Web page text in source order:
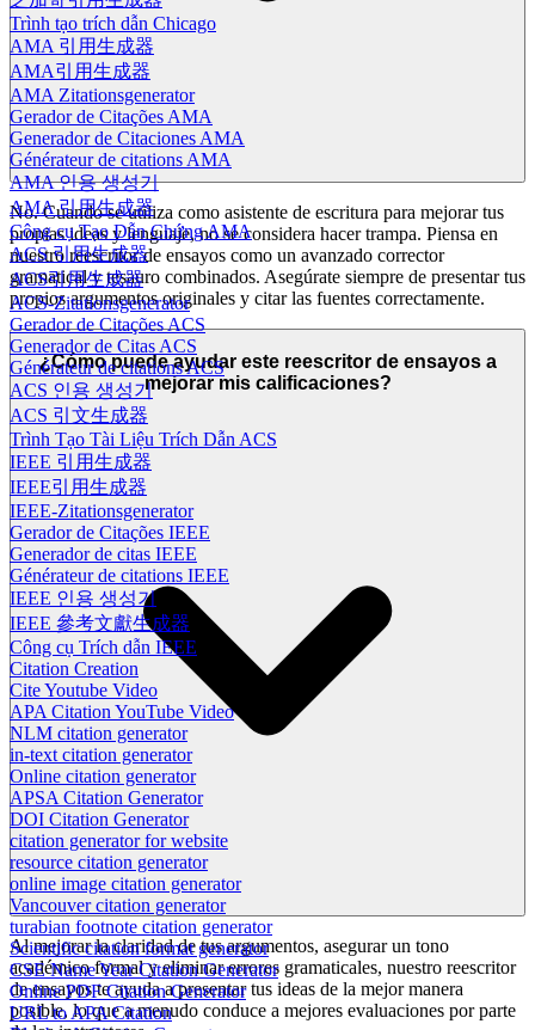
Trình tạo trích dẫn Chicago
AMA 引用生成器
AMA引用生成器
AMA Zitationsgenerator
Gerador de Citações AMA
Generador de Citaciones AMA
Générateur de citations AMA
AMA 인용 생성기
AMA 引用生成器
Công cụ Tạo Dẫn Chứng AMA
ACS 引用生成器
ACS引用生成器
ACS-Zitationsgenerator
Gerador de Citações ACS
Generador de Citas ACS
Générateur de citations ACS
ACS 인용 생성기
ACS 引文生成器
Trình Tạo Tài Liệu Trích Dẫn ACS
IEEE 引用生成器
IEEE引用生成器
IEEE-Zitationsgenerator
Gerador de Citações IEEE
Generador de citas IEEE
Générateur de citations IEEE
IEEE 인용 생성기
IEEE 參考文獻生成器
Công cụ Trích dẫn IEEE
Citation Creation
Cite Youtube Video
APA Citation YouTube Video
NLM citation generator
in-text citation generator
Online citation generator
APSA Citation Generator
DOI Citation Generator
citation generator for website
resource citation generator
online image citation generator
Vancouver citation generator
turabian footnote citation generator
Scientific citation format generator
CSE Name Year Citation Generator
Online PDF Citation Generator
URL to APA Citation
No. Cuando se utiliza como asistente de escritura para mejorar tus
propias ideas y lenguaje, no se considera hacer trampa. Piensa en
nuestro reescritor de ensayos como un avanzado corrector
gramatical y tesauro combinados. Asegúrate siempre de presentar tus
propios argumentos originales y citar las fuentes correctamente.
¿Cómo puede ayudar este reescritor de ensayos a
mejorar mis calificaciones?
Al mejorar la claridad de tus argumentos, asegurar un tono
académico formal y eliminar errores gramaticales, nuestro reescritor
de ensayos te ayuda a presentar tus ideas de la mejor manera
posible, lo que a menudo conduce a mejores evaluaciones por parte